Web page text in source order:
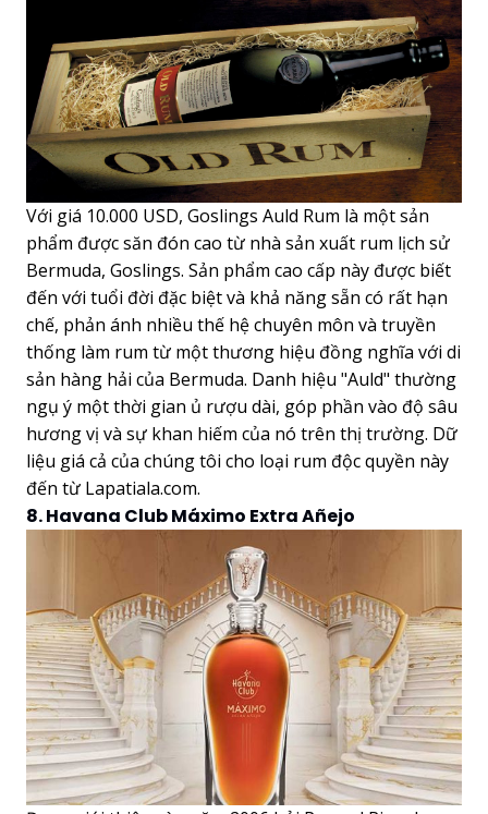
Với giá 10.000 USD, Goslings Auld Rum là một sản
phẩm được săn đón cao từ nhà sản xuất rum lịch sử
Bermuda, Goslings. Sản phẩm cao cấp này được biết
đến với tuổi đời đặc biệt và khả năng sẵn có rất hạn
chế, phản ánh nhiều thế hệ chuyên môn và truyền
thống làm rum từ một thương hiệu đồng nghĩa với di
sản hàng hải của Bermuda. Danh hiệu "Auld" thường
ngụ ý một thời gian ủ rượu dài, góp phần vào độ sâu
hương vị và sự khan hiếm của nó trên thị trường. Dữ
liệu giá cả của chúng tôi cho loại rum độc quyền này
đến từ Lapatiala.com.
8. Havana Club Máximo Extra Añejo